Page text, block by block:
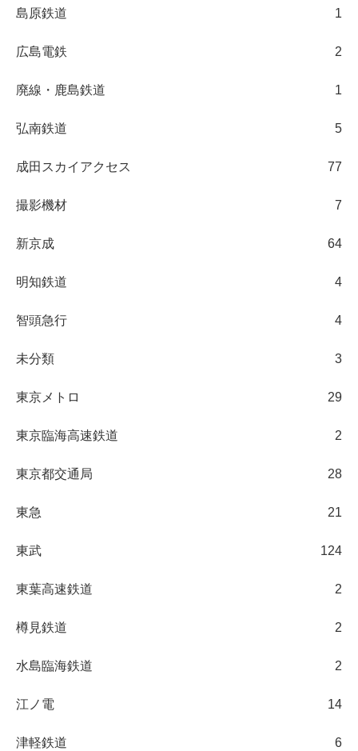
島原鉄道 1
広島電鉄 2
廃線・鹿島鉄道 1
弘南鉄道 5
成田スカイアクセス 77
撮影機材 7
新京成 64
明知鉄道 4
智頭急行 4
未分類 3
東京メトロ 29
東京臨海高速鉄道 2
東京都交通局 28
東急 21
東武 124
東葉高速鉄道 2
樽見鉄道 2
水島臨海鉄道 2
江ノ電 14
津軽鉄道 6